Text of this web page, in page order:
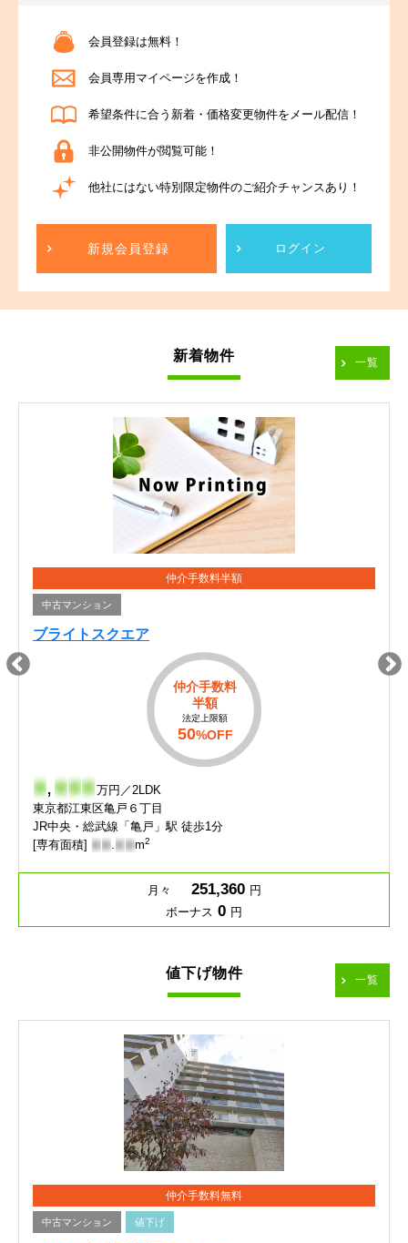
会員登録は無料！
会員専用マイページを作成！
希望条件に合う新着・価格変更物件をメール配信！
非公開物件が閲覧可能！
他社にはない特別限定物件のご紹介チャンスあり！
新規会員登録 ログイン
新着物件 一覧
仲介手数料半額
中古マンション
ブライトスクエア
仲介手数料
半額
法定上限額
50%OFF
- ,- - - 万円／2LDK
東京都江東区亀戸６丁目
JR中央・総武線「亀戸」駅 徒歩1分
[専有面積] - - .- - m2
月々 251,360 円
ボーナス 0 円
値下げ物件 一覧
仲介手数料無料
中古マンション 値下げ